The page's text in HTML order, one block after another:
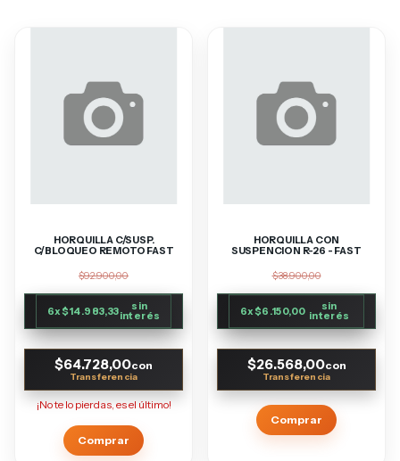
HORQUILLA C/SUSP.
C/BLOQUEO REMOTO FAST
$92.900,00
6x$14.983,33 sin
interés
$64.728,00con
¡No te lo pierdas, es el último!
HORQUILLA CON
SUSPENCION R-26 - FAST
$38.900,00
6x$6.150,00 sin
interés
$26.568,00con